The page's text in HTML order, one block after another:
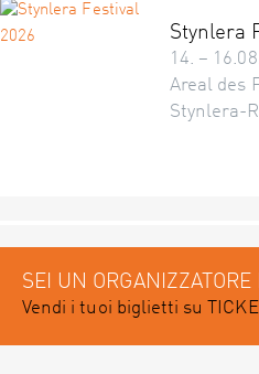
Stynlera
14. –
Areal des
Stynlera-
SEI UN ORGANIZZATORE
Vendi i tuoi biglietti su